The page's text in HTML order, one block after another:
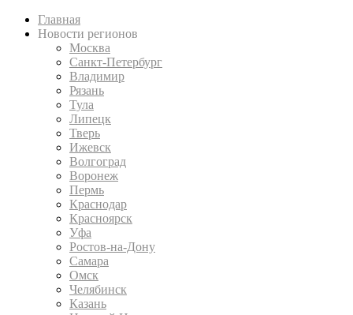
Главная
Новости регионов
Москва
Санкт-Петербург
Владимир
Рязань
Тула
Липецк
Тверь
Ижевск
Волгоград
Воронеж
Пермь
Краснодар
Красноярск
Уфа
Ростов-на-Дону
Самара
Омск
Челябинск
Казань